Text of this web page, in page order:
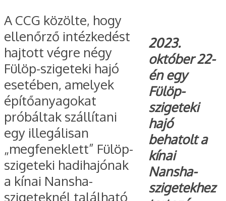
2023.
október 22-
én egy
Fülöp-
szigeteki
hajó
behatolt a
kínai
Nansha-
szigetekhez
A CCG közölte, hogy
ellenőrző intézkedést
hajtott végre négy
Fülöp-szigeteki hajó
esetében, amelyek
építőanyagokat
próbáltak szállítani
egy illegálisan
„megfeneklett” Fülöp-
szigeteki hadihajónak
a kínai Nansha-
szigeteknél található